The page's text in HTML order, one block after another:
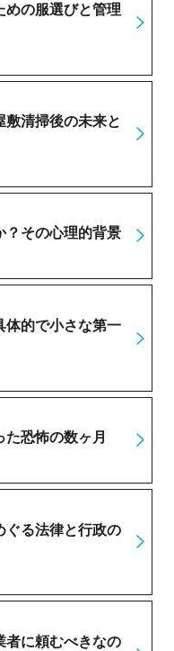
めの服選びと管理
敷清掃後の未来と
？その心理的背景
体的で小さな第一
恐怖の数ヶ月
ぐる法律と行政の
者に頼むべきなの